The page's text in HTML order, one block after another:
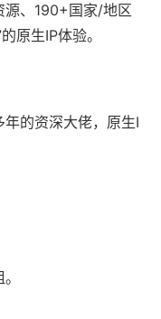
源、190+国家/地区
原生IP体验。
的资深大佬，原生I